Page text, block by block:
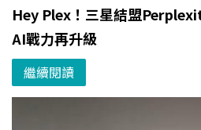
Hey Plex！三星結盟
AI戰力再升級
繼續閱讀